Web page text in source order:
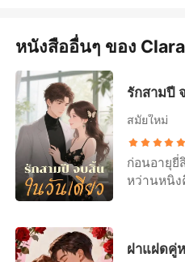
หนังสืออื่นๆ ของ
รักสามปี
สมัยใหม่
ก่อนอายุยี่
หว่านหนิง
ยินดีแต่งง
ฝาแฝดคู่